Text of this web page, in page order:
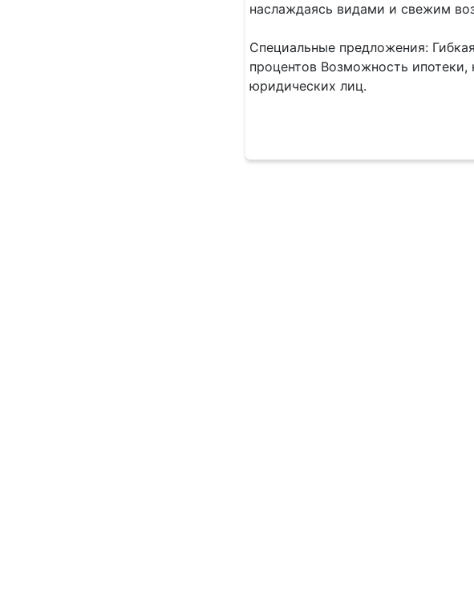
наслаждаясь видами и свежим
Специальные предложения:
процентов Возможность
юридических лиц.